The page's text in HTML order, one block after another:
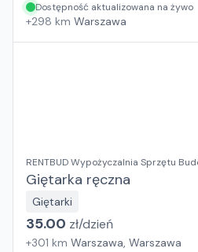
Dostępność aktualizowana na żywo
+298 km Warszawa
RENTBUD Wypożyczalnia Sprzętu
Elektronarzędzi
Giętarka ręczna
Giętarki
35.00 zł/dzień
+301 km Warszawa, Warszawa